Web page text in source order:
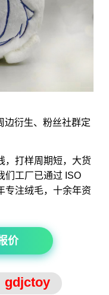
边衍生、粉丝社群定
，打样周期短，大货
们工厂已通过 ISO
专注绒毛，十余年资
价
gdjctoy